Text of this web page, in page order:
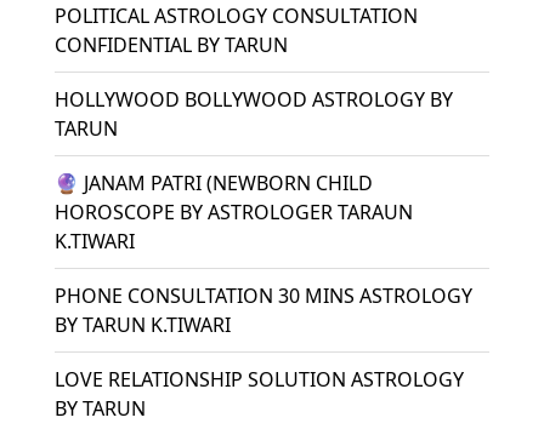
POLITICAL ASTROLOGY CONSULTATION
CONFIDENTIAL BY TARUN
HOLLYWOOD BOLLYWOOD ASTROLOGY BY
TARUN
🔮 JANAM PATRI (NEWBORN CHILD
HOROSCOPE BY ASTROLOGER TARAUN
K.TIWARI
PHONE CONSULTATION 30 MINS ASTROLOGY
BY TARUN K.TIWARI
LOVE RELATIONSHIP SOLUTION ASTROLOGY
BY TARUN